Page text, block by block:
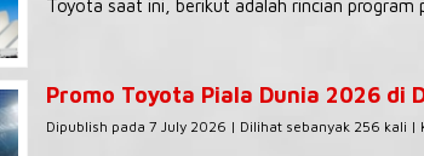
Toyota saat ini, berikut adalah rincian program
Promo Toyota Piala Dunia 2026 di
Dipublish pada 7 July 2026 | Dilihat sebanyak 256 kali |